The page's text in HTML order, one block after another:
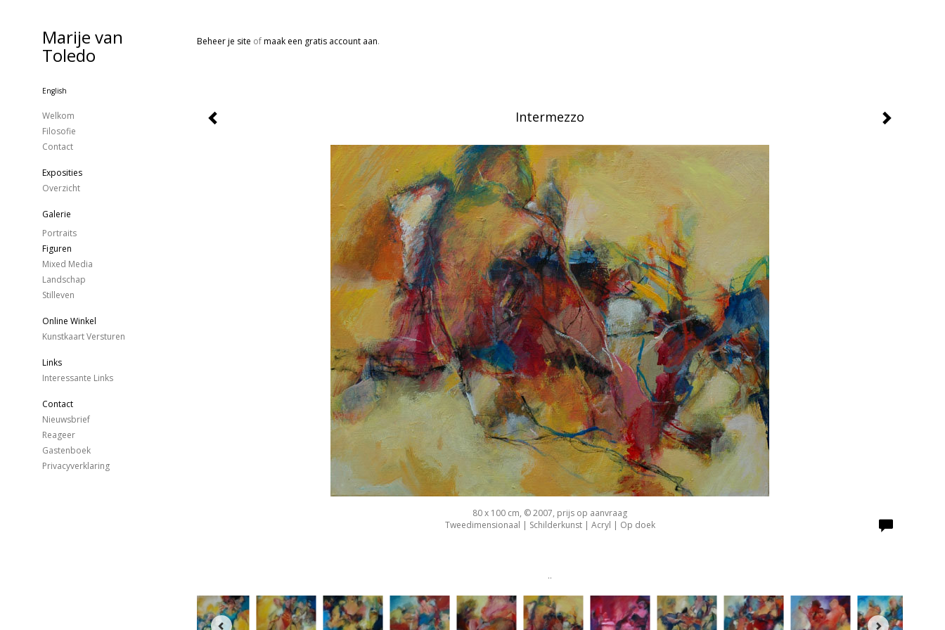
Beheer je site ofmaak een gratis account aan.
Intermezzo
80 x 100 cm, © 2007, prijs op aanvraag
Tweedimensionaal | Schilderkunst | Acryl | Op doek
..
Marije van
Toledo
English
Welkom
Filosofie
Contact
Exposities
Overzicht
Galerie
Portraits
Figuren
Mixed Media
Landschap
Stilleven
Online Winkel
Kunstkaart Versturen
Links
Interessante Links
Contact
Nieuwsbrief
Reageer
Gastenboek
Privacyverklaring